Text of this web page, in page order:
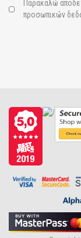
Παρακαλώ
προσωπικών